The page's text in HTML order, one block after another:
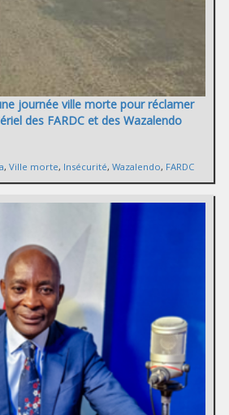
journée ville morte pour réclamer
des FARDC et des Wazalendo
, Ville morte, Insécurité, Wazalendo, FARDC